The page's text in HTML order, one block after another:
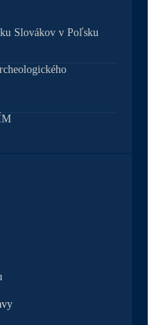
Slovákov v Poľsku